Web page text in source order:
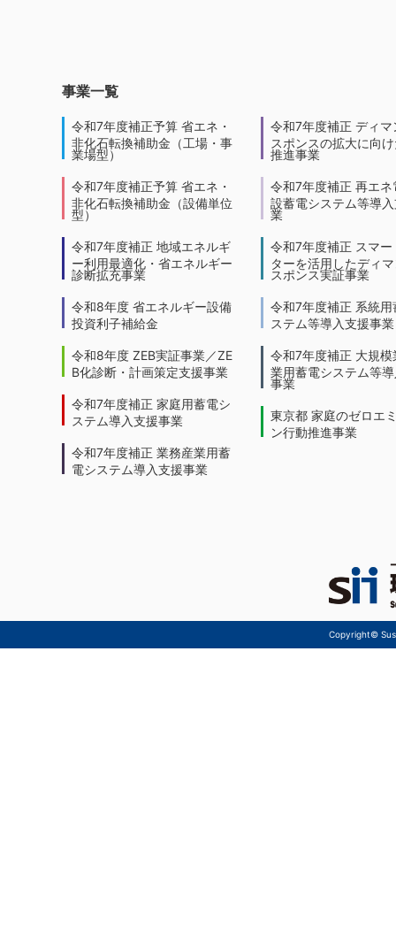
事業一覧
令和7年度補正予算 省エネ・
非化石転換補助金（工場・事
業場型）
令和7年度補正予算 省エネ・
非化石転換補助金（設備単位
型）
令和7年度補正 地域エネルギ
ー利用最適化・省エネルギー
診断拡充事業
令和8年度 省エネルギー設備
投資利子補給金
令和8年度 ZEB実証事業／ZE
B化診断・計画策定支援事業
令和7年度補正 家庭用蓄電シ
ステム導入支援事業
令和7年度補正 業務産業用蓄
電システム導入支援事業
令和7年度補正 ディマ
スポンスの拡大に向
推進事業
令和7年度補正 再エネ
設蓄電システム等導
業
令和7年度補正 スマー
ターを活用したディ
スポンス実証事業
令和7年度補正 系統用
ステム等導入支援事業
令和7年度補正 大規模
業用蓄電システム等
事業
東京都 家庭のゼロエ
ン行動推進事業
Copyright©